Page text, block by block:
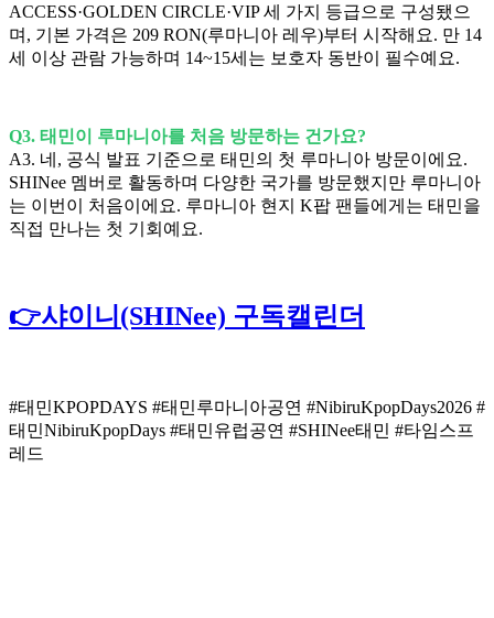
ACCESS·GOLDEN CIRCLE·VIP 세 가지 등급으로 구성됐으
며, 기본 가격은 209 RON(루마니아 레우)부터 시작해요. 만 14
세 이상 관람 가능하며 14~15세는 보호자 동반이 필수예요.
Q3. 태민이 루마니아를 처음 방문하는 건가요?
A3. 네, 공식 발표 기준으로 태민의 첫 루마니아 방문이에요.
SHINee 멤버로 활동하며 다양한 국가를 방문했지만 루마니아
는 이번이 처음이에요. 루마니아 현지 K팝 팬들에게는 태민을
직접 만나는 첫 기회예요.
👉샤이니(SHINee) 구독캘린더
#태민KPOPDAYS #태민루마니아공연 #NibiruKpopDays2026 #
태민NibiruKpopDays #태민유럽공연 #SHINee태민 #타임스프
레드